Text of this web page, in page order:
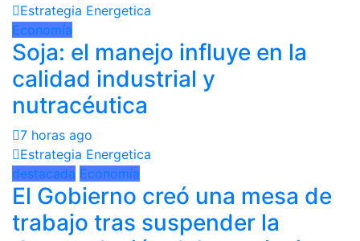
Estrategia Energetica
Economía
Soja: el manejo influye en la
calidad industrial y
nutracéutica
7 horas ago
Estrategia Energetica
destacada Economía
El Gobierno creó una mesa de
trabajo tras suspender la